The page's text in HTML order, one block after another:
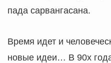
пада сарвангасана.
Время идет и
новые идеи… В 90х